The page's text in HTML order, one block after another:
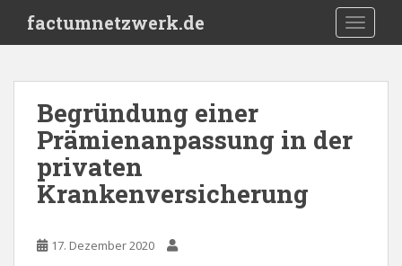
i
factumnetzwerk.de
Begründung einer
Prämienanpassung in der
privaten
Krankenversicherung
17. Dezember 2020